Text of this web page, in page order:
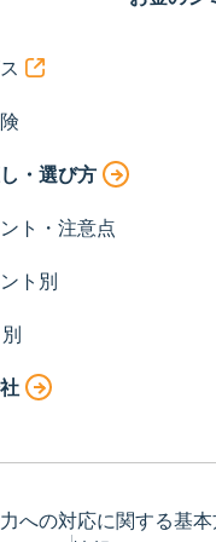
・選び方
ト・注意点
ト別
への対応に関する基